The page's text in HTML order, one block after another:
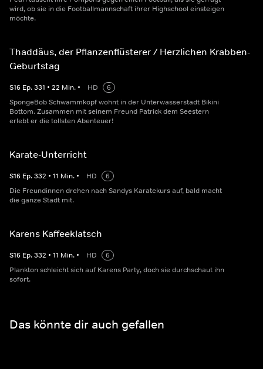
wird, ob sie in die Footballmannschaft ihrer Highschool einsteigen
möchte.
Thaddäus, der Pflanzenflüsterer / Herzlichen Krabben-
Geburtstag
S16 Ep.331 • 22 Min. • HD
6
SpongeBob Schwammkopf wohnt in der Unterwasserstadt Bikini
Bottom. Zusammen mit seinem Freund Patrick dem Seestern
erlebt er die tollsten Abenteuer!
Karate-Unterricht
S16 Ep.332 • 11 Min. • HD
6
Die Freundinnen drehen nach Sandys Karatekurs auf, bald macht
die ganze Stadt mit.
Karens Kaffeeklatsch
S16 Ep.332 • 11 Min. • HD
6
Plankton schleicht sich auf Karens Party, doch sie durchschaut ihn
sofort.
Das könnte dir auch gefallen